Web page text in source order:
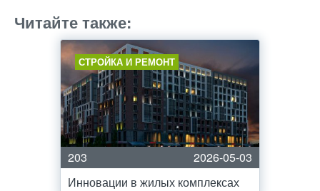
Читайте также:
СТРОЙКА И РЕМОНТ
203
2026-05-03
Инновации в жилых комплексах